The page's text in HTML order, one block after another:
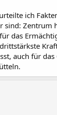
ich
sind: Zentrum
das
auch für das